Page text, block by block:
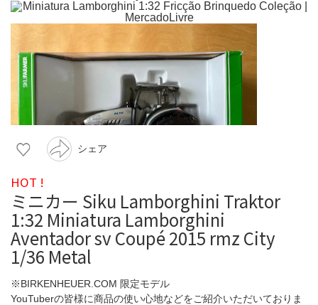
シェア
HOT !
ミニカー Siku Lamborghini Traktor
1:32 Miniatura Lamborghini
Aventador sv Coupé 2015 rmz City
1/36 Metal
※BIRKENHEUER.COM 限定モデル
YouTuberの皆様に商品の使い心地などをご紹介いただいておりま